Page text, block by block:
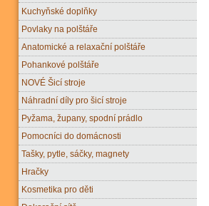
Kuchyňské doplňky
Povlaky na polštáře
Anatomické a relaxační polštáře
Pohankové polštáře
NOVÉ Šicí stroje
Náhradní díly pro šicí stroje
Pyžama, župany, spodní prádlo
Pomocníci do domácnosti
Tašky, pytle, sáčky, magnety
Hračky
Kosmetika pro děti